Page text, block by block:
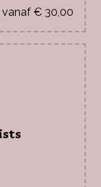
vanaf € 30,00